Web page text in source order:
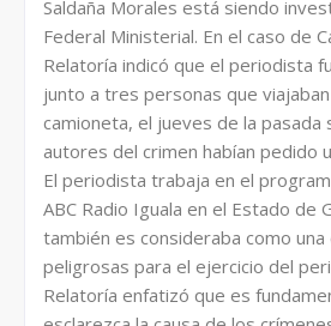
Saldaña Morales está siendo
Federal Ministerial. En el caso de
Relatoría indicó que el periodista
junto a tres personas que
camioneta, el jueves de la pasada
autores del crimen habían pedido
El periodista trabaja en el
ABC Radio Iguala en el Estado de
también es consideraba como una
peligrosas para el ejercicio del
Relatoría enfatizó que es